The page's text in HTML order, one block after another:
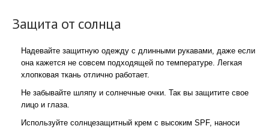
Защита от солнца
Надевайте защитную одежду с длинными рукавами, даже если
она кажется не совсем подходящей по температуре. Легкая
хлопковая ткань отлично работает.
Не забывайте шляпу и солнечные очки. Так вы защитите свое
лицо и глаза.
Используйте солнцезащитный крем с высоким SPF, наноси